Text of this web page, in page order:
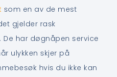
som en av de mest
gjelder rask
De har døgnåpen service
ulykken skjer på
hvis du ikke kan